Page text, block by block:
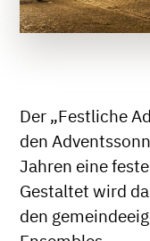
Der „Festliche
den
Jahren eine
Gestaltet wird
den